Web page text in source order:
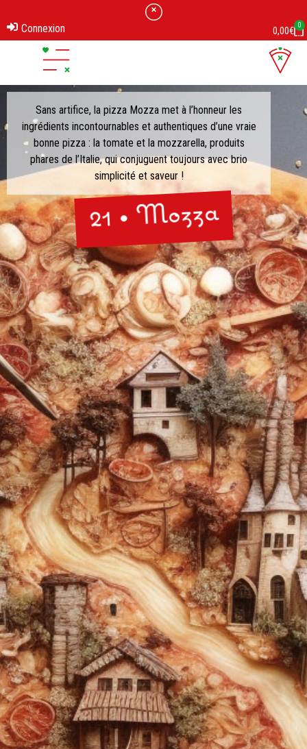
Connexion 0,00€ 0
Sans artifice, la pizza Mozza met à l’honneur les
ingrédients incontournables et authentiques d’une vraie
bonne pizza : la tomate et la mozzarella, produits
phares de l’Italie, qui conjuguent toujours avec brio
simplicité et saveur !
21 • Mozza